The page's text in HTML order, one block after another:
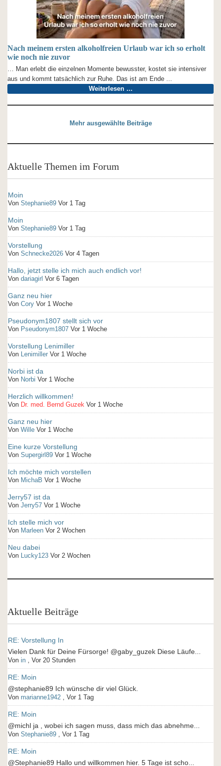
Nach meinem ersten alkoholfreien Urlaub war ich so erholt
wie noch nie zuvor
… Man erlebt die einzelnen Momente bewusster, kostet sie intensiver
aus und kommt tatsächlich zur Ruhe. Das ist am Ende ...
Weiterlesen …
Mehr ausgewählte Beiträge
Aktuelle Themen im Forum
Moin
Von Stephanie89 Vor 1 Tag
Moin
Von Stephanie89 Vor 1 Tag
Vorstellung
Von Schnecke2026 Vor 4 Tagen
Hallo, jetzt stelle ich mich auch endlich vor!
Von dariagirl Vor 6 Tagen
Ganz neu hier
Von Cory Vor 1 Woche
Pseudonym1807 stellt sich vor
Von Pseudonym1807 Vor 1 Woche
Vorstellung Lenimiller
Von Lenimiller Vor 1 Woche
Norbi ist da
Von Norbi Vor 1 Woche
Herzlich willkommen!
Von Dr. med. Bernd Guzek Vor 1 Woche
Ganz neu hier
Von Wille Vor 1 Woche
Eine kurze Vorstellung
Von Supergirl89 Vor 1 Woche
Ich möchte mich vorstellen
Von MichaB Vor 1 Woche
Jerry57 ist da
Von Jerry57 Vor 1 Woche
Ich stelle mich vor
Von Marleen Vor 2 Wochen
Neu dabei
Von Lucky123 Vor 2 Wochen
Aktuelle Beiträge
RE: Vorstellung In
Vielen Dank für Deine Fürsorge! @gaby_guzek Diese Läufe...
Von in , Vor 20 Stunden
RE: Moin
Von marianne1942 , Vor 1 Tag
RE: Moin
@michl ja , wobei ich sagen muss, dass mich das abnehme...
Von Stephanie89 , Vor 1 Tag
RE: Moin
@Stephanie89 Hallo und willkommen hier. 5 Tage ist scho...